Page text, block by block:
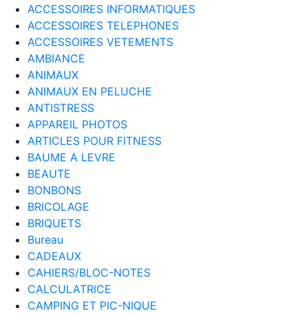
ACCESSOIRES INFORMATIQUES
ACCESSOIRES TELEPHONES
ACCESSOIRES VETEMENTS
AMBIANCE
ANIMAUX
ANIMAUX EN PELUCHE
ANTISTRESS
APPAREIL PHOTOS
ARTICLES POUR FITNESS
BAUME A LEVRE
BEAUTE
BONBONS
BRICOLAGE
BRIQUETS
Bureau
CADEAUX
CAHIERS/BLOC-NOTES
CALCULATRICE
CAMPING ET PIC-NIQUE